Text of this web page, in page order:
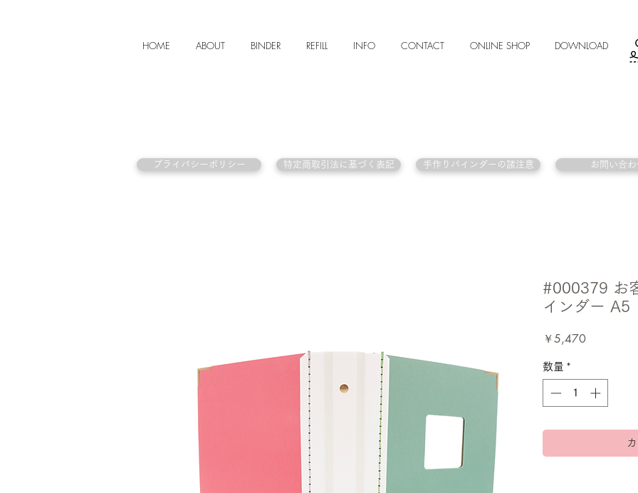
HOME ABOUT BINDER REFILL INFO CONTACT ONLINE SHOP DOWNLOAD
#000379 お
インダー A5
￥5,470価
数量 *
プライバシーポリシー 特定商取引法に基づく表記 手作りバインダーの諸注意 お問い合わ